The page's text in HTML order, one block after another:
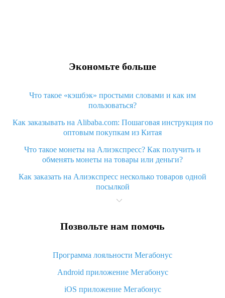
Экономьте больше
Что такое «кэшбэк» простыми словами и как им
пользоваться?
Как заказывать на Alibaba.com: Пошаговая инструкция по
оптовым покупкам из Китая
Что такое монеты на Алиэкспресс? Как получить и
обменять монеты на товары или деньги?
Как заказать на Алиэкспресс несколько товаров одной
посылкой
Что значит статус «Заказ закрыт» на Алиэкспресс и что
Что делать, если Алиэкспресс просит ввести паспортные
Как узнать, куда пришла посылка с Алиэкспресс
Вы отменили заказ на Алиэкспресс, когда вернут деньги?
Что такое баллы на Алиэкспресс, как их получить и
Позвольте нам помочь
Программа лояльности Мегабонус
Android приложение Мегабонус
iOS приложение Мегабонус